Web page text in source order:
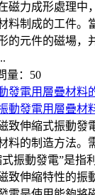
磁力成形處理中
料制成的工件。
的元件的磁場，
量：50
發電用層疊材料
致伸縮式振動發
料的制造方法。
振動發電”是指
致伸縮特性的振